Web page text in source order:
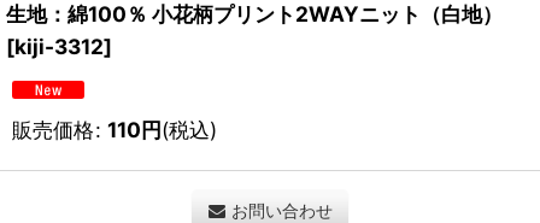
生地：綿100％ 小花柄プリント2WAYニット（白地）
[kiji-3312]
販売価格: 110円(税込)
お問い合わせ